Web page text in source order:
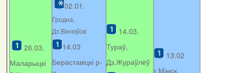
26.03.
Маларыцкі
02.01.
Гродна,
Дз.Вінчэўскі
14.03
Бераставіцкі р-
14.03.
Тураў,
Дз.Жураўлёў
13.02
г.Мінск,